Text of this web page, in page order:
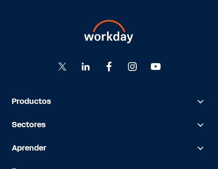
Productos
Sectores
Aprender